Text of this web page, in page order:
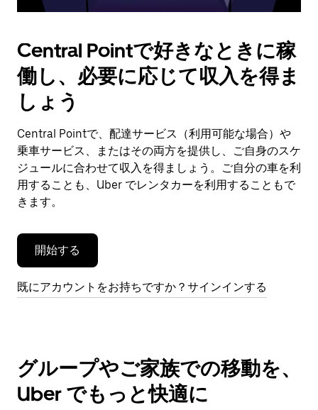
ン
で
カ
レ
ン
ー
を
閉
じ
ま
す。
Central Pointで好きなときに稼
働し、必要に応じて収入を得ま
しょう
Central Pointで、配達サービス（利用可能な場合）や
乗車サービス、またはその両方を提供し、ご自身のスケ
ジュールに合わせて収入を得ましょう。ご自分の車を利
用することも、Uber でレンタカーを利用することもで
きます。
開始する
既にアカウントをお持ちですか？サインインする
グループやご家族での移動を、
Uber でもっと快適に